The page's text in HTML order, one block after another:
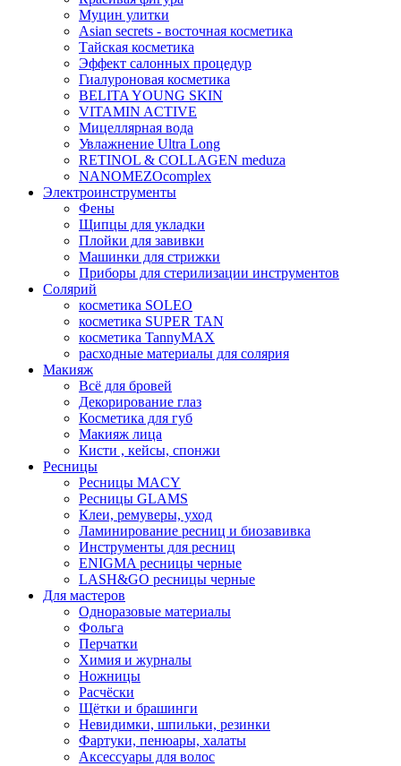
Муцин улитки
Asian seсrets - восточная косметика
Тайская косметика
Эффект салонных процедур
Гиалуроновая косметика
BELITA YOUNG SKIN
VITAMIN ACTIVE
Мицеллярная вода
Увлажнение Ultra Long
RETINOL & COLLAGEN meduza
NANOMEZOcomplex
Электроинструменты
Фены
Щипцы для укладки
Плойки для завивки
Машинки для стрижки
Приборы для стерилизации инструментов
Солярий
косметика SOLEO
косметика SUPER TAN
косметика TannyMAX
расходные материалы для солярия
Макияж
Всё для бровей
Декорирование глаз
Косметика для губ
Макияж лица
Кисти , кейсы, спонжи
Ресницы
Ресницы MACY
Ресницы GLAMS
Клеи, ремуверы, уход
Ламинирование ресниц и биозавивка
Инструменты для ресниц
ENIGMA ресницы черные
LASH&GO ресницы черные
Для мастеров
Одноразовые материалы
Фольга
Перчатки
Химия и журналы
Ножницы
Расчёски
Щётки и брашинги
Невидимки, шпильки, резинки
Фартуки, пенюары, халаты
Аксессуары для волос